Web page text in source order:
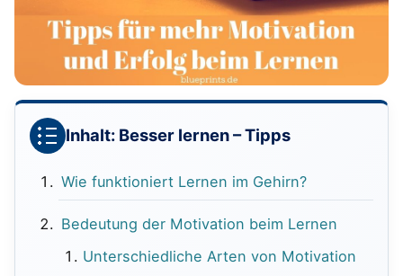
Inhalt: Besser lernen – Tipps
Wie funktioniert Lernen im Gehirn?
Bedeutung der Motivation beim Lernen
Unterschiedliche Arten von Motivation